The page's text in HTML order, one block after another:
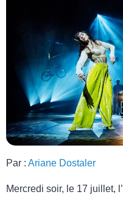
Par : Ariane Dostaler
Mercredi soir, le 17 juillet, l’